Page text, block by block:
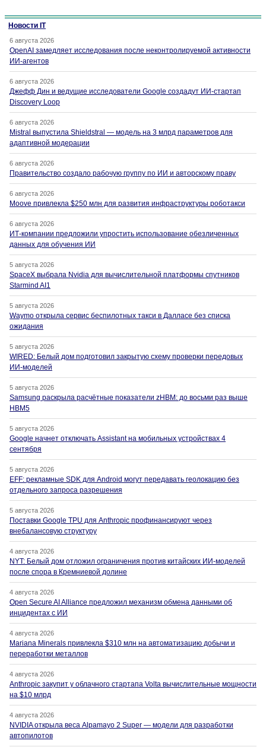
Новости IT
6 августа 2026
OpenAI замедляет исследования после неконтролируемой активности
ИИ-агентов
6 августа 2026
Джефф Дин и ведущие исследователи Google создадут ИИ-стартап
Discovery Loop
6 августа 2026
Mistral выпустила Shieldstral — модель на 3 млрд параметров для
адаптивной модерации
6 августа 2026
Правительство создало рабочую группу по ИИ и авторскому праву
6 августа 2026
Moove привлекла $250 млн для развития инфраструктуры роботакси
6 августа 2026
ИТ-компании предложили упростить использование обезличенных
данных для обучения ИИ
5 августа 2026
SpaceX выбрала Nvidia для вычислительной платформы спутников
Starmind AI1
5 августа 2026
Waymo открыла сервис беспилотных такси в Далласе без списка
ожидания
5 августа 2026
WIRED: Белый дом подготовил закрытую схему проверки передовых
ИИ-моделей
5 августа 2026
Samsung раскрыла расчётные показатели zHBM: до восьми раз выше
HBM5
5 августа 2026
Google начнет отключать Assistant на мобильных устройствах 4
сентября
5 августа 2026
EFF: рекламные SDK для Android могут передавать геолокацию без
отдельного запроса разрешения
5 августа 2026
Поставки Google TPU для Anthropic профинансируют через
внебалансовую структуру
4 августа 2026
NYT: Белый дом отложил ограничения против китайских ИИ-моделей
после спора в Кремниевой долине
4 августа 2026
Open Secure AI Alliance предложил механизм обмена данными об
инцидентах с ИИ
4 августа 2026
Mariana Minerals привлекла $310 млн на автоматизацию добычи и
переработки металлов
4 августа 2026
Anthropic закупит у облачного стартапа Volta вычислительные мощности
на $10 млрд
4 августа 2026
NVIDIA открыла веса Alpamayo 2 Super — модели для разработки
автопилотов